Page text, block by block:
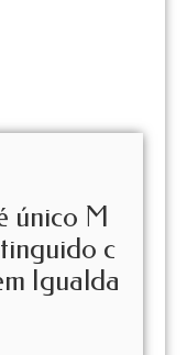
único M
c
Igualda